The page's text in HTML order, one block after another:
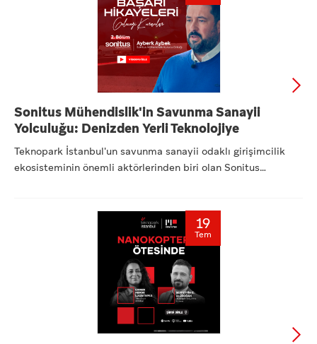
Sonitus Mühendislik'in Savunma Sanayii
Yolculuğu: Denizden Yerli Teknolojiye
Teknopark İstanbul'un savunma sanayii odaklı girişimcilik
ekosisteminin önemli aktörlerinden biri olan Sonitus
19
Tem